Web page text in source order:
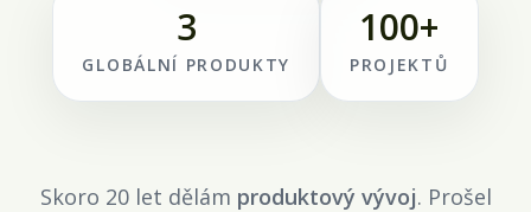
3
GLOBÁLNÍ PRODUKTY
100+
PROJEKTŮ
Skoro 20 let dělám produktový vývoj. Prošel